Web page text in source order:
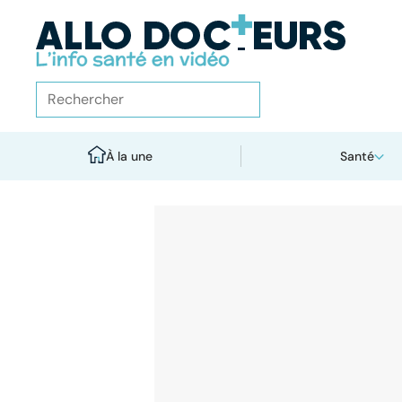
À la une Santé